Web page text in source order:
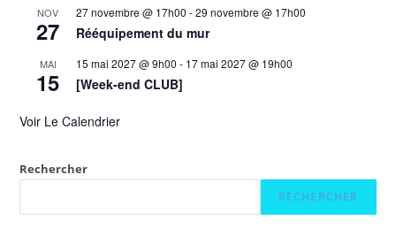
NOV
27
27 novembre @ 17h00 -29 novembre @ 17h00
Rééquipement du mur
MAI
15
15 mai 2027 @ 9h00 - 17 mai 2027 @ 19h00
[Week-end CLUB]
Voir Le Calendrier
Rechercher
RECHERCHER